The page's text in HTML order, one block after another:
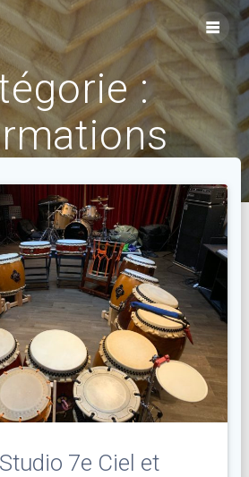
Skip
content
:
7e Ciel et